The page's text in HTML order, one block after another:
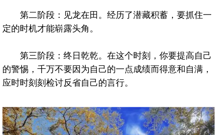
第二阶段：见龙在田。经历了潜藏积蓄，要抓住一
定的时机才能崭露头角。
第三阶段：终日乾乾。在这个时刻，你要提高自己
的警惕，千万不要因为自己的一点成绩而得意和自满，
应时时刻刻检讨反省自己的言行。